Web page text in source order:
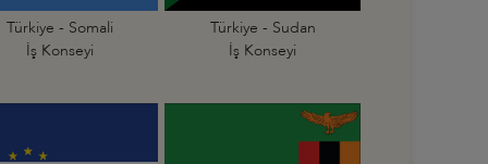
Türkiye - Somali
İş Konseyi
Türkiye - Sudan
İş Konseyi